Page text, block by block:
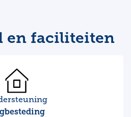
en faciliteiten